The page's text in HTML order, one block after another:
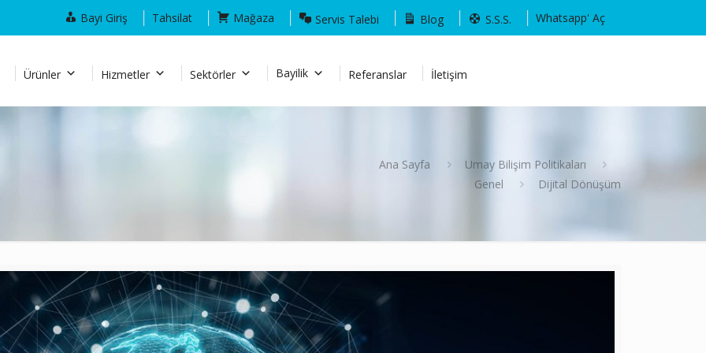
Bayi Giriş Tahsilat Mağaza Servis Talebi Blog S.S.S. Whatsapp' Aç
Ürünler Hizmetler Sektörler Bayilik Referanslar İletişim
Ana Sayfa
Umay Bilişim Politikaları
Genel
Dijital Dönüşüm